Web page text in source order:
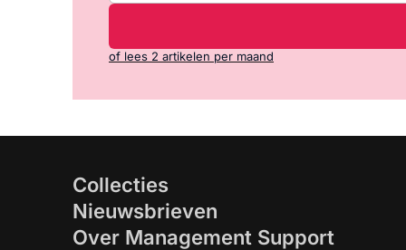
of lees 2 artikelen per maand
Collecties
Nieuwsbrieven
Over Management Support